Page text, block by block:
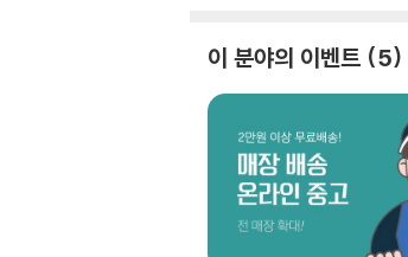
이 분야의 이벤트 5